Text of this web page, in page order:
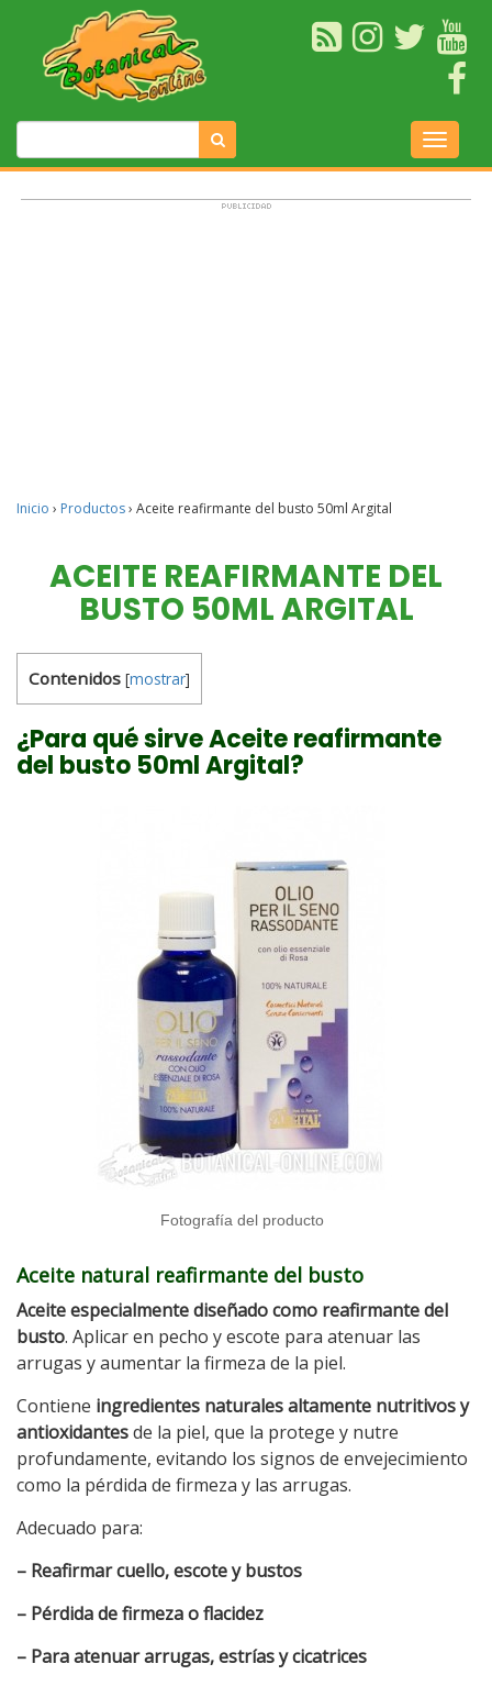
Inicio › Productos› Aceite reafirmante del busto 50ml Argital
ACEITE REAFIRMANTE DEL
BUSTO 50ML ARGITAL
Contenidos [mostrar]
¿Para qué sirve Aceite reafirmante
del busto 50ml Argital?
Fotografía del producto
Aceite natural reafirmante del busto
Aceite especialmente diseñado como reafirmante del
busto. Aplicar en pecho y escote para atenuar las
arrugas y aumentar la firmeza de la piel.
Contiene ingredientes naturales altamente nutritivos y
antioxidantesde la piel, que la protege y nutre
profundamente, evitando los signos de envejecimiento
como la pérdida de firmeza y las arrugas.
Adecuado para:
– Reafirmar cuello, escote y bustos
– Pérdida de firmeza o flacidez
– Para atenuar arrugas, estrías y cicatrices